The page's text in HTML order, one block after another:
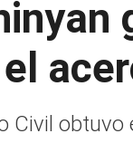
Civil